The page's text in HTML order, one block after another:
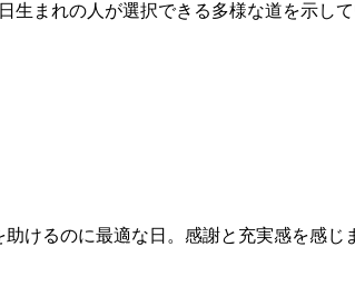
生まれの人が選択できる多様な道を示し
けるのに最適な日。感謝と充実感を感じ